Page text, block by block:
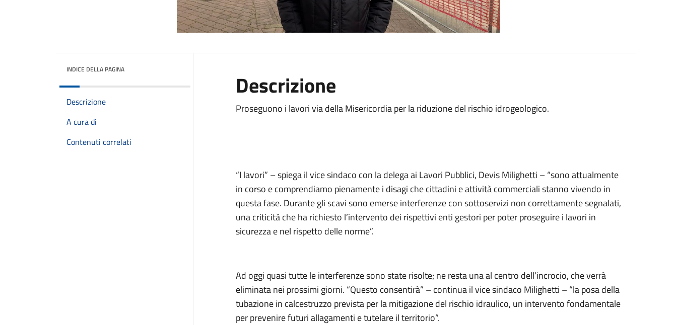
INDICE DELLA PAGINA
Descrizione
A cura di
Contenuti correlati
Descrizione
Proseguono i lavori via della Misericordia per la riduzione del rischio idrogeologico.
“I lavori” – spiega il vice sindaco con la delega ai Lavori Pubblici, Devis Milighetti – “sono attualmente
in corso e comprendiamo pienamente i disagi che cittadini e attività commerciali stanno vivendo in
questa fase. Durante gli scavi sono emerse interferenze con sottoservizi non correttamente segnalati,
una criticità che ha richiesto l’intervento dei rispettivi enti gestori per poter proseguire i lavori in
sicurezza e nel rispetto delle norme”.
Ad oggi quasi tutte le interferenze sono state risolte; ne resta una al centro dell’incrocio, che verrà
eliminata nei prossimi giorni. “Questo consentirà” – continua il vice sindaco Milighetti – “la posa della
tubazione in calcestruzzo prevista per la mitigazione del rischio idraulico, un intervento fondamentale
per prevenire futuri allagamenti e tutelare il territorio”.